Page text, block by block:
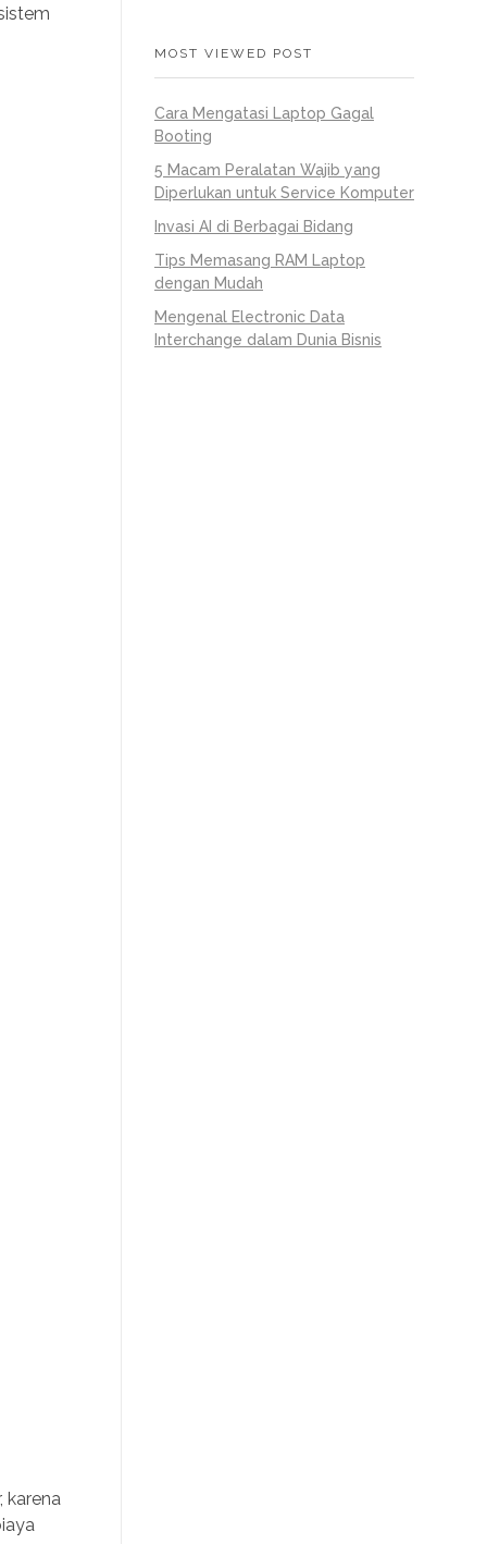
karena
MOST VIEWED POST
Cara Mengatasi Laptop Gagal
Booting
5 Macam Peralatan Wajib yang
Diperlukan untuk Service Komputer
Invasi AI di Berbagai Bidang
Tips Memasang RAM Laptop
dengan Mudah
Mengenal Electronic Data
Interchange dalam Dunia Bisnis